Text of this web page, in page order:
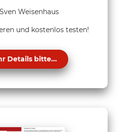
Weisenhaus
und kostenlos testen!
Details bitte...